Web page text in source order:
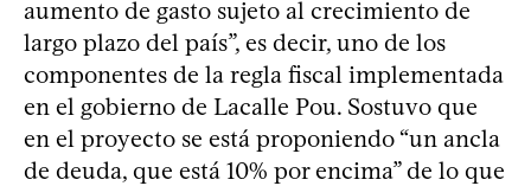
aumento de gasto sujeto al crecimiento de
largo plazo del país”, es decir, uno de los
componentes de la regla fiscal implementada
en el gobierno de Lacalle Pou. Sostuvo que
en el proyecto se está proponiendo “un ancla
de deuda, que está 10% por encima” de lo que